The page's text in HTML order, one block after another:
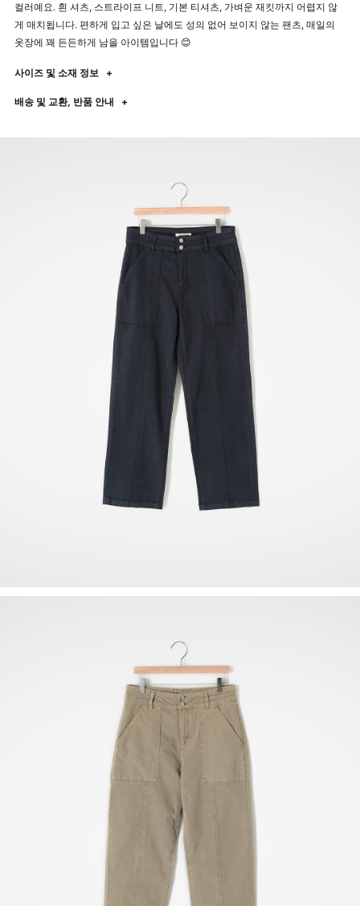
컬러예요. 흰 셔츠, 스트라이프 니트, 기본 티셔츠, 가벼운 재킷까지 어렵지 않
게 매치됩니다. 편하게 입고 싶은 날에도 성의 없어 보이지 않는 팬츠, 매일의
옷장에 꽤 든든하게 남을 아이템입니다 😊
사이즈 및 소재 정보 +
배송 및 교환, 반품 안내 +